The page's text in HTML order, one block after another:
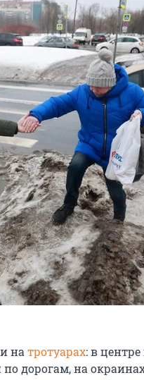
на тротуарах: в
дорогам, на